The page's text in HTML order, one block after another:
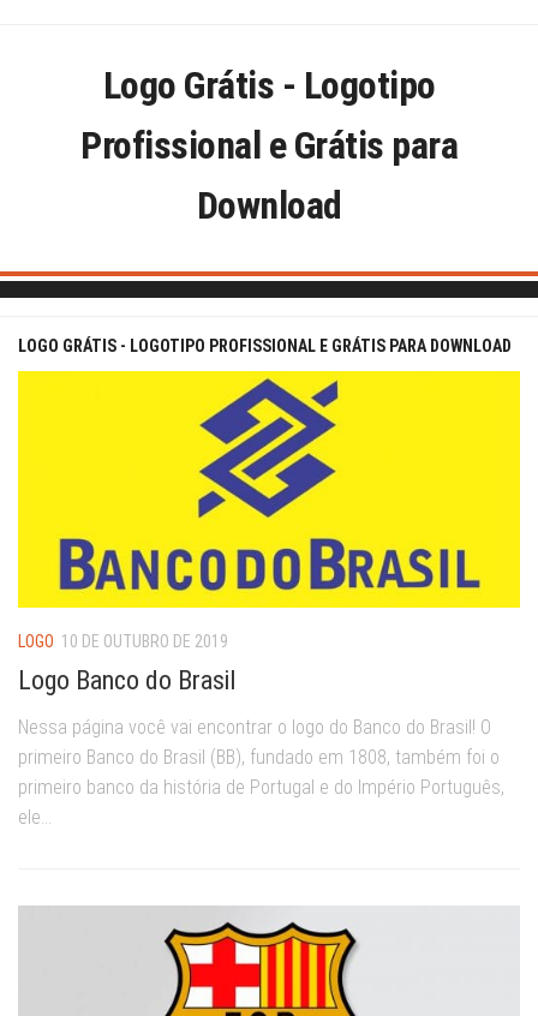
Logo Grátis - Logotipo
Profissional e Grátis para
Download
LOGO GRÁTIS - LOGOTIPO PROFISSIONAL E GRÁTIS PARA DOWNLOAD
LOGO 10 DE OUTUBRO DE 2019
Logo Banco do Brasil
Nessa página você vai encontrar o logo do Banco do Brasil! O
primeiro Banco do Brasil (BB), fundado em 1808, também foi o
primeiro banco da história de Portugal e do Império Português,
ele...